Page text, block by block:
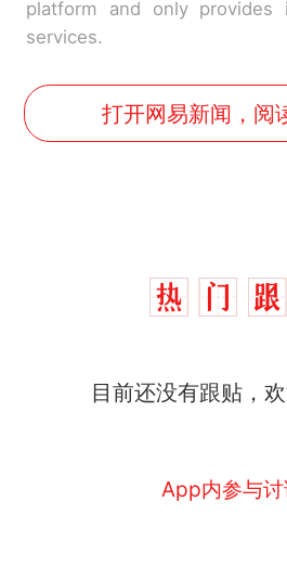
platform and only provides
services.
打开网易新闻，阅
目前还没有跟贴，
App内参与